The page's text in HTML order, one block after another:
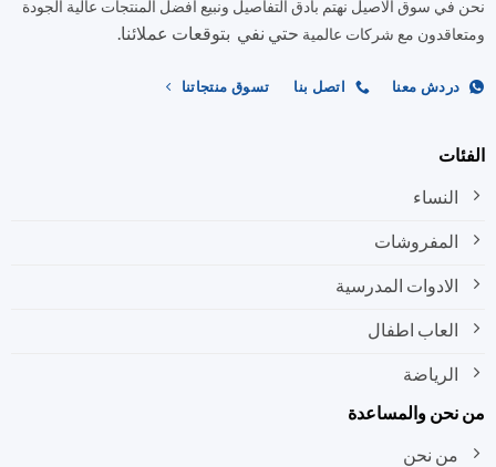
يمكن
اختيار
على
الخيارات
على
سوق الاصيل نهتم بأدق التفاصيل ونبيع افضل المنتجات عالية الجودة
مع شركات عالميةحتي نفي بتوقعات عملائنا.
دردش معنا اتصل بنا تسوق منتجاتنا
النساء
المفروشات
الادوات المدرسية
العاب اطفال
الرياضة
والمساعدة
من نحن